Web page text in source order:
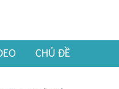
CHỦ ĐỀ